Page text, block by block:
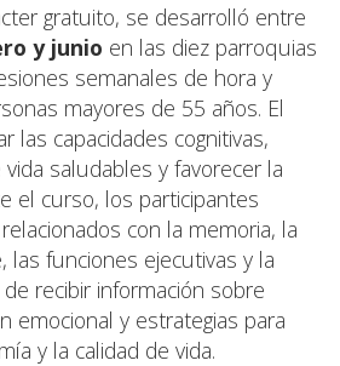
gratuito, se desarrolló entre
y junio en las diez parroquias
semanales de hora y
mayores de 55 años. El
las capacidades cognitivas,
saludables y favorecer la
el curso, los participantes
con la memoria, la
las funciones ejecutivas y la
recibir información sobre
emocional y estrategias para
y la calidad de vida.